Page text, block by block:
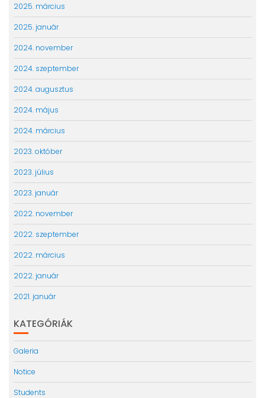
2025. március
2025. január
2024. november
2024. szeptember
2024. augusztus
2024. május
2024. március
2023. október
2023. július
2023. január
2022. november
2022. szeptember
2022. március
2022. január
2021. január
KATEGÓRIÁK
Galeria
Notice
Students